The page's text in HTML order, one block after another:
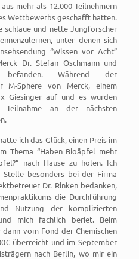
mehr als 12.000 Teilnehmern
Wettbewerbs geschafft hatten.
schlaue und nette Jungforscher
unter denen sich
“Wissen vor Acht”
Dr. Stefan Oschmann und
befanden. Während der
M-Sphere von Merck, einem
Giesinger auf und es wurden
an der nächsten
ich das Glück, einen Preis im
Thema “Haben Bioäpfel mehr
nach Hause zu holen. Ich
besonders bei der Firma
Dr. Rinken bedanken,
die Durchführung
Nutzung der komplizierten
mich fachlich beriet. Beim
vom Fond der Chemischen
überreicht und im September
nach Berlin, wo mir ein